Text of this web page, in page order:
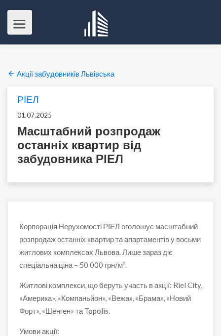
Акції забудовників Львівська
РІЕЛ
01.07.2025
Масштабний розпродаж
останніх квартир від
забудовника РІЕЛ
Корпорація Нерухомості РІЕЛ оголошує масштабний
розпродаж останніх квартир та апартаментів у восьми
житлових комплексах Львова. Лише зараз діє
спеціальна ціна – 50 000 грн/м².
Житлові комплекси, що беруть участь в акції: Riel City,
«Америка», «Компаньйон», «Вежа», «Брама», «Новий
Форт», «Шенген» та Topolis.
Умови акції: